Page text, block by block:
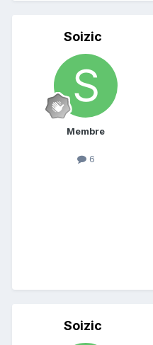
Soizic
Membre
6
Soizic